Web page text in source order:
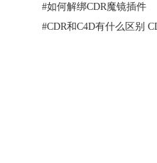
#如何解绑CDR魔镜插件
#CDR和C4D有什么区别